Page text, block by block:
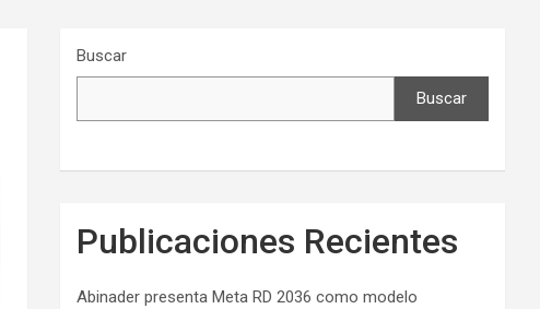
Buscar
Buscar
Publicaciones Recientes
Abinader presenta Meta RD 2036 como modelo